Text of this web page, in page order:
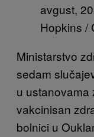
avgust,
Hopkins /
Ministarstvo
sedam
u ustanovama
vakcinisan
bolnici u